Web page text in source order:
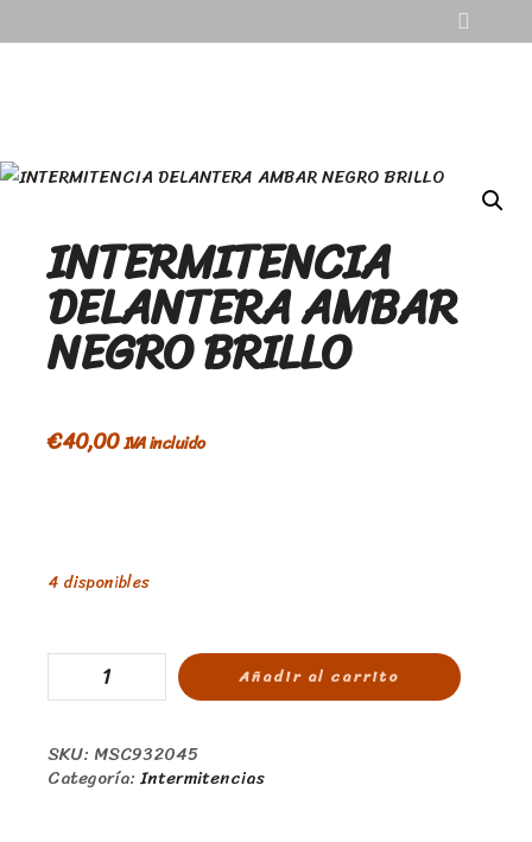
INTERMITENCIA
DELANTERA AMBAR
NEGRO BRILLO
€40,00IVA incluido
4 disponibles
Añadir al carrito
SKU: MSC932045
Categoría:Intermitencias